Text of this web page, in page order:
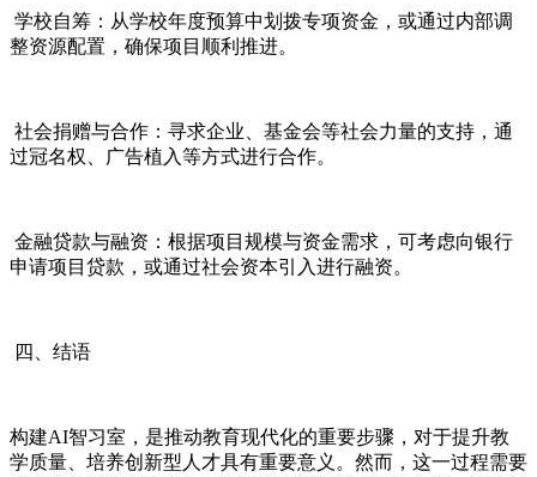
学校自筹：从学校年度预算中划拨专项资金，或通过内部调
整资源配置，确保项目顺利推进。
社会捐赠与合作：寻求企业、基金会等社会力量的支持，通
过冠名权、广告植入等方式进行合作。
金融贷款与融资：根据项目规模与资金需求，可考虑向银行
申请项目贷款，或通过社会资本引入进行融资。
四、结语
构建AI智习室，是推动教育现代化的重要步骤，对于提升教
学质量、培养创新型人才具有重要意义。然而，这一过程需要